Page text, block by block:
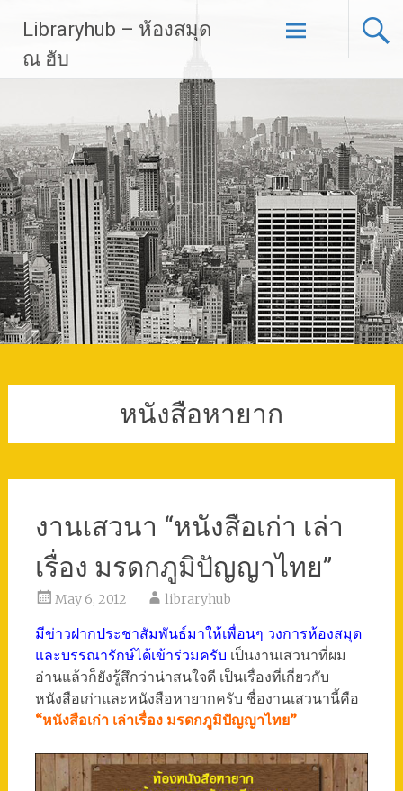
content
Libraryhub – ห้องสมุด
ณ ฮับ
หนังสือหายาก
งานเสวนา “หนังสือเก่า เล่า
เรื่อง มรดกภูมิปัญญาไทย”
May 6, 2012 libraryhub
มีข่าวฝากประชาสัมพันธ์มาให้เพื่อนๆ วงการห้องสมุด
และบรรณารักษ์ได้เข้าร่วมครับ เป็นงานเสวนาที่ผม
อ่านแล้วก็ยังรู้สึกว่าน่าสนใจดี เป็นเรื่องที่เกี่ยวกับ
หนังสือเก่าและหนังสือหายากครับ ชื่องานเสวนานี้คือ
“หนังสือเก่า เล่าเรื่อง มรดกภูมิปัญญาไทย”